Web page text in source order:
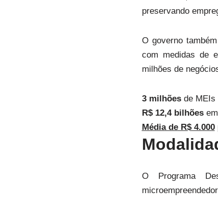
preservando
O governo
com medidas de
milhões de
3 milhõesde MEIs
R$ 12,4 bilhõesem
Média de R$ 4.000
O Programa